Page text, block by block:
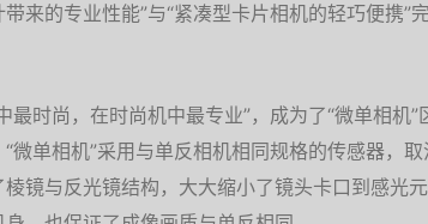
来的专业性能”与“紧凑型卡片相机的轻巧便携”
最时尚，在时尚机中最专业”，成为了“微单相机
“微单相机”采用与单反相机相同规格的传感器，
镜与反光镜结构，大大缩小了镜头卡口到感光